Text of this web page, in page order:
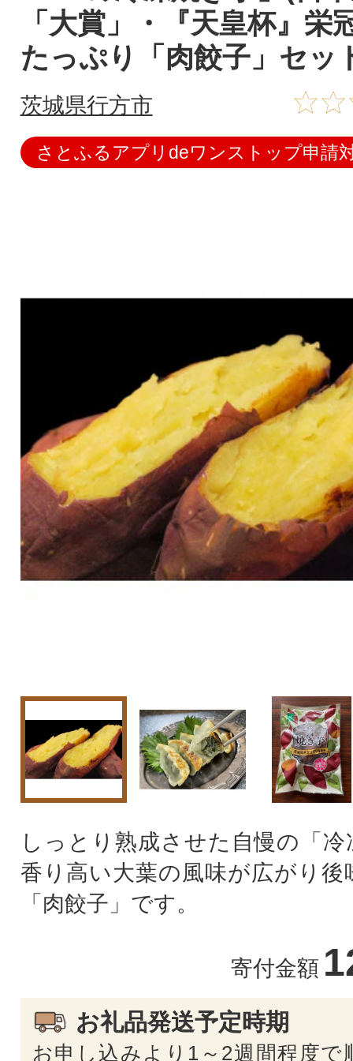
「大賞」・『天皇杯』栄
たっぷり「肉餃子」セッ
茨城県行方市
さとふるアプリdeワンストップ申請
しっとり熟成させた自慢の「
香り高い大葉の風味が広がり後
「肉餃子」です。
寄付金額
お礼品発送予定時期
お申し込みより1～2週間程度で